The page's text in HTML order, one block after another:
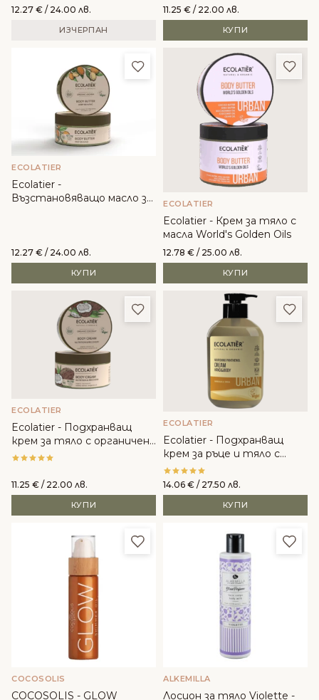
12.27 € / 24.00 лв.
ИЗЧЕРПАН
11.25 € / 22.00 лв.
КУПИ
Добави в любими
ECOLATIER
Ecolatier -
Възстановяващо масло за
12.27 € / 24.00 лв.
КУПИ
ECOLATIER
Ecolatier - Крем за тяло с
масла World's Golden Oils
12.78 € / 25.00 лв.
КУПИ
Добави в любими
ECOLATIER
Ecolatier - Подхранващ
крем за тяло с органичен
кокос
11.25 € / 22.00 лв.
КУПИ
ECOLATIER
Ecolatier - Подхранващ
крем за ръце и тяло с
Пантенол с Марула и Шеа
14.06 € / 27.50 лв.
КУПИ
Добави в любими
COCOSOLIS
COCOSOLIS - GLOW
ALKEMILLA
Лосион за тяло Violette -